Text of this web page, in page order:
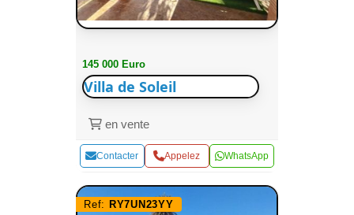
145 000 Euro
Villa de Soleil
en vente
Contacter Appelez WhatsApp
Ref: RY7UN23YY